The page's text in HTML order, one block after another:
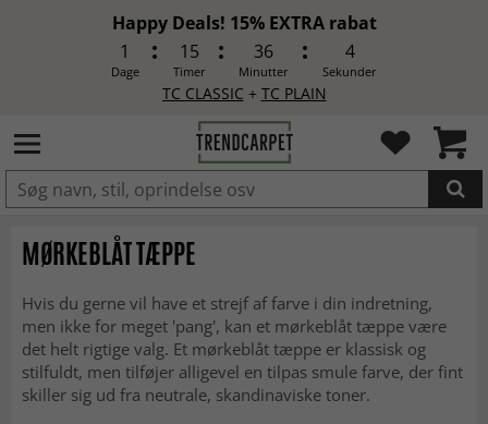
Happy Deals! 15% EXTRA rabat
1
Dage
15
Timer
36
Minutter
2
Sekunder
TC CLASSIC + TC PLAIN
LAGT I INDKØBSKURVEN.
MØRKEBLÅT TÆPPE
Hvis du gerne vil have et strejf af farve i din indretning,
men ikke for meget 'pang', kan et mørkeblåt tæppe være
det helt rigtige valg. Et mørkeblåt tæppe er klassisk og
stilfuldt, men tilføjer alligevel en tilpas smule farve, der fint
skiller sig ud fra neutrale, skandinaviske toner.